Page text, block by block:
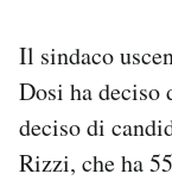
Il sindaco
Dosi ha
deciso di
Rizzi, che ha